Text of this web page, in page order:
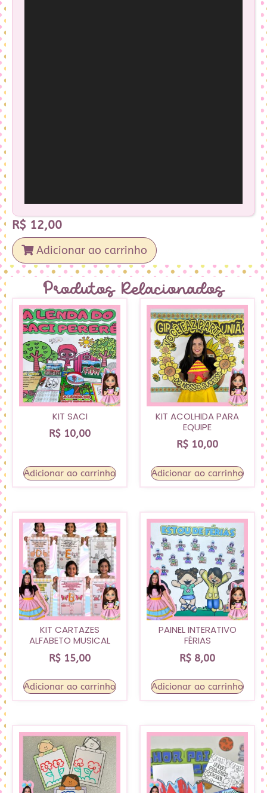
R$ 12,00
Adicionar ao carrinho
Produtos Relacionados
KIT SACI
R$ 10,00
Adicionar ao carrinho
KIT ACOLHIDA PARA
EQUIPE
R$ 10,00
Adicionar ao carrinho
KIT CARTAZES
ALFABETO MUSICAL
R$ 15,00
Adicionar ao carrinho
PAINEL INTERATIVO
FÉRIAS
R$ 8,00
Adicionar ao carrinho